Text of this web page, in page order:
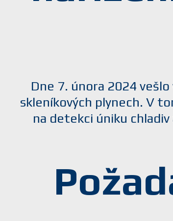
Dne 7. února 2024
skleníkových plynech. V
na detekci úniku